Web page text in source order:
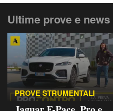
Ultime prove e
PROVE STRUMENTALI